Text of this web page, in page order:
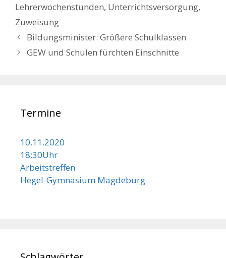
Lehrerwochenstunden, Unterrichtsversorgung,
Zuweisung
Beitrags-
Navigation
Bildungsminister: Größere Schulklassen
GEW und Schulen fürchten Einschnitte
Termine
10.11.2020
18:30Uhr
Arbeitstreffen
Hegel-Gymnasium Magdeburg